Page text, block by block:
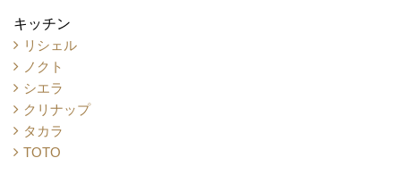
キッチン
リシェル
ノクト
シエラ
クリナップ
タカラ
TOTO